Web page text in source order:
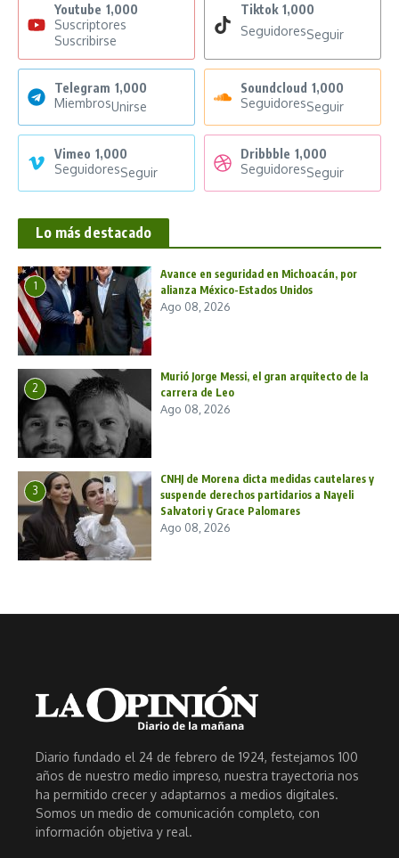
Youtube 1,000
Suscriptores
Suscribirse
Tiktok 1,000
SeguidoresSeguir
Telegram 1,000
MiembrosUnirse
Soundcloud 1,000
SeguidoresSeguir
Vimeo 1,000
SeguidoresSeguir
Dribbble 1,000
SeguidoresSeguir
Lo más destacado
1
Avance en seguridad en Michoacán, por
alianza México-Estados Unidos
Ago 08, 2026
2
Murió Jorge Messi, el gran arquitecto de la
carrera de Leo
Ago 08, 2026
3
CNHJ de Morena dicta medidas cautelares y
suspende derechos partidarios a Nayeli
Salvatori y Grace Palomares
Ago 08, 2026
Diario fundado el 24 de febrero de 1924, festejamos 100
años de nuestro medio impreso, nuestra trayectoria nos
ha permitido crecer y adaptarnos a medios digitales.
Somos un medio de comunicación completo, con
información objetiva y real.